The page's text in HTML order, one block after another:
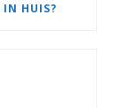
IN HUIS?